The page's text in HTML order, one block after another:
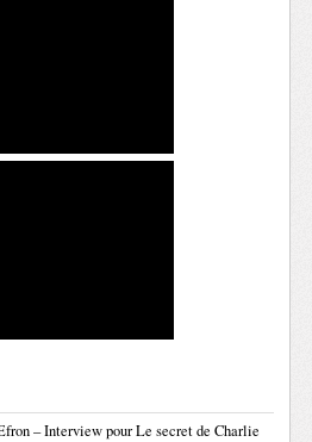
– Interview pour Le secret de Charlie